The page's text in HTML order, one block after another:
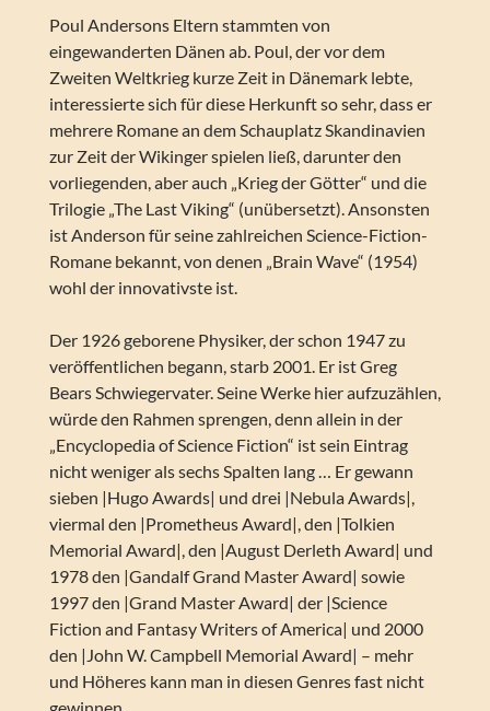
Poul Andersons Eltern stammten von
eingewanderten Dänen ab. Poul, der vor dem
Zweiten Weltkrieg kurze Zeit in Dänemark lebte,
interessierte sich für diese Herkunft so sehr, dass er
mehrere Romane an dem Schauplatz Skandinavien
zur Zeit der Wikinger spielen ließ, darunter den
vorliegenden, aber auch „Krieg der Götter“ und die
Trilogie „The Last Viking“ (unübersetzt). Ansonsten
ist Anderson für seine zahlreichen Science-Fiction-
Romane bekannt, von denen „Brain Wave“ (1954)
wohl der innovativste ist.
Der 1926 geborene Physiker, der schon 1947 zu
veröffentlichen begann, starb 2001. Er ist Greg
Bears Schwiegervater. Seine Werke hier aufzuzählen,
würde den Rahmen sprengen, denn allein in der
„Encyclopedia of Science Fiction“ ist sein Eintrag
nicht weniger als sechs Spalten lang … Er gewann
sieben |Hugo Awards| und drei |Nebula Awards|,
viermal den |Prometheus Award|, den |Tolkien
Memorial Award|, den |August Derleth Award| und
1978 den |Gandalf Grand Master Award| sowie
1997 den |Grand Master Award| der |Science
Fiction and Fantasy Writers of America| und 2000
den |John W. Campbell Memorial Award| – mehr
und Höheres kann man in diesen Genres fast nicht